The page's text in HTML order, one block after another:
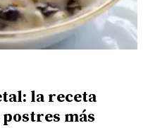
la receta
más